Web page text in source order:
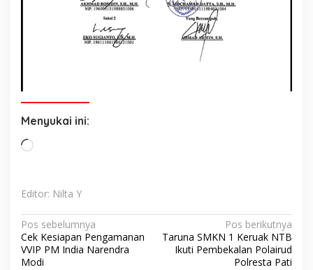
Menyukai ini:
Memuat...
Editor: Nilta Y
Navigasi
pos
Pos sebelumnya
Cek Kesiapan Pengamanan
VVIP PM India Narendra
Modi
Pos berikutnya
Taruna SMKN 1 Keruak NTB
Ikuti Pembekalan Polairud
Polresta Pati